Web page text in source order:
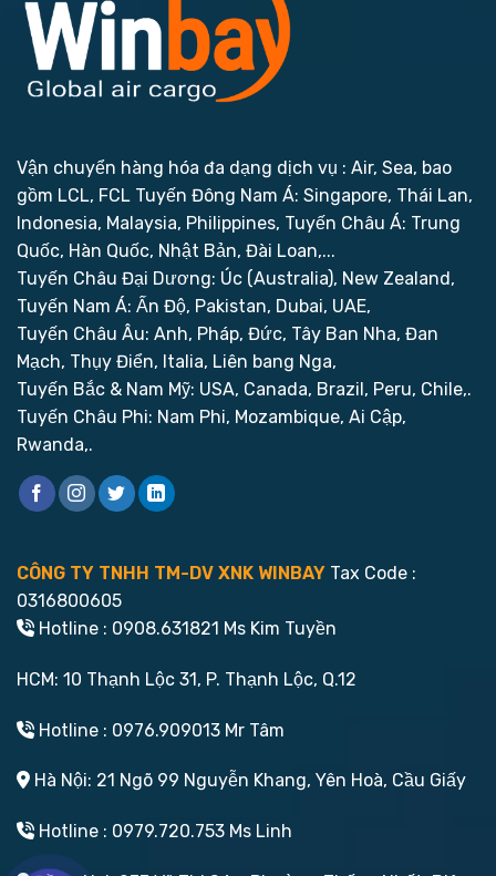
Vận chuyển hàng hóa đa dạng dịch vụ : Air, Sea, bao
gồm LCL, FCL Tuyến Đông Nam Á: Singapore, Thái Lan,
Indonesia, Malaysia, Philippines, Tuyến Châu Á: Trung
Quốc, Hàn Quốc, Nhật Bản, Đài Loan,...
Tuyến Châu Đại Dương: Úc (Australia), New Zealand,
Tuyến Nam Á: Ấn Độ, Pakistan, Dubai, UAE,
Tuyến Châu Âu: Anh, Pháp, Đức, Tây Ban Nha, Đan
Mạch, Thụy Điển, Italia, Liên bang Nga,
Tuyến Bắc & Nam Mỹ: USA, Canada, Brazil, Peru, Chile,.
Tuyến Châu Phi: Nam Phi, Mozambique, Ai Cập,
Rwanda,.
CÔNG TY TNHH TM-DV XNK WINBAY Tax Code :
0316800605
Hotline : 0908.631821 Ms Kim Tuyền
HCM: 10 Thạnh Lộc 31, P. Thạnh Lộc, Q.12
Hotline : 0976.909013 Mr Tâm
Hà Nội: 21 Ngõ 99 Nguyễn Khang, Yên Hoà, Cầu Giấy
Hotline : 0979.720.753 Ms Linh